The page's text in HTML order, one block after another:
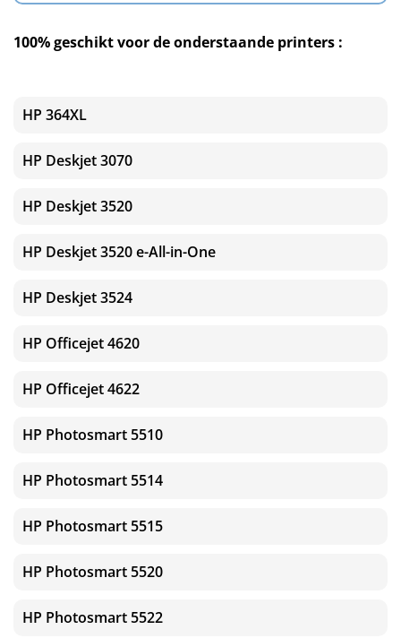
100% geschikt voor de onderstaande printers :
HP 364XL
HP Deskjet 3070
HP Deskjet 3520
HP Deskjet 3520 e-All-in-One
HP Deskjet 3524
HP Officejet 4620
HP Officejet 4622
HP Photosmart 5510
HP Photosmart 5514
HP Photosmart 5515
HP Photosmart 5520
HP Photosmart 5522